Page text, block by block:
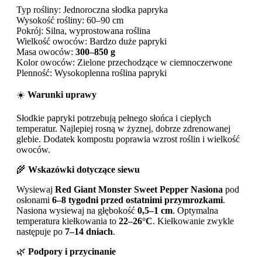
Typ rośliny: Jednoroczna słodka papryka
Wysokość rośliny: 60–90 cm
Pokrój: Silna, wyprostowana roślina
Wielkość owoców: Bardzo duże papryki
Masa owoców: 300–850 g
Kolor owoców: Zielone przechodzące w ciemnoczerwone
Plenność: Wysokoplenna roślina papryki
☀️ Warunki uprawy
Słodkie papryki potrzebują pełnego słońca i ciepłych
temperatur. Najlepiej rosną w żyznej, dobrze zdrenowanej
glebie. Dodatek kompostu poprawia wzrost roślin i wielkość
owoców.
🌾 Wskazówki dotyczące siewu
Wysiewaj Red Giant Monster Sweet Pepper Nasiona pod
osłonami 6–8 tygodni przed ostatnimi przymrozkami.
Nasiona wysiewaj na głębokość 0,5–1 cm. Optymalna
temperatura kiełkowania to 22–26°C. Kiełkowanie zwykle
następuje po 7–14 dniach.
🌿 Podpory i przycinanie